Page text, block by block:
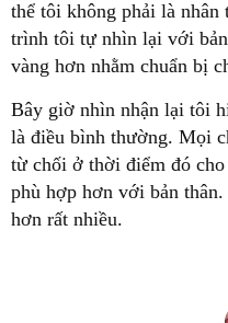
thể tôi không phải là
trình tôi tự nhìn lại với
vàng hơn nhằm chuẩn bị
Bây giờ nhìn nhận lại tôi
là điều bình thường. Mọi
từ chối ở thời điểm đó
phù hợp hơn với bản
hơn rất nhiều.